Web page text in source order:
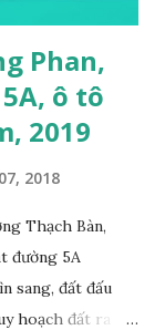
Phan,
ô tô
2019
2018
Thạch Bàn,
đường 5A
sang, đất đấu
hoạch đất ra